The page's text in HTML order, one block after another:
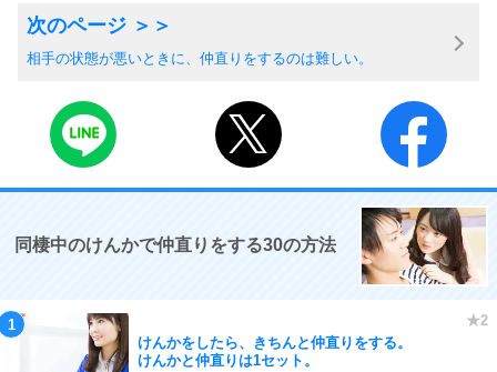
相手の状態が悪いときに、仲直りをするのは難しい。
同棲中のけんかで仲直りをする30の方法
けんかをしたら、きちんと仲直りをする。
けんかと仲直りは1セット。